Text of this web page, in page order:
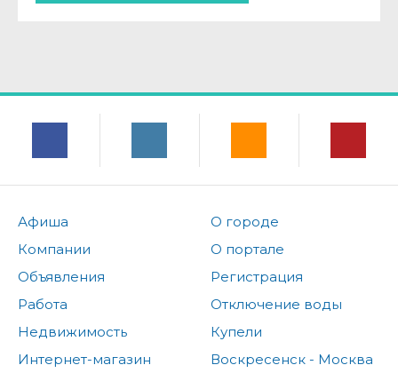
Афиша
Компании
Объявления
Работа
Недвижимость
Интернет-магазин
О городе
О портале
Регистрация
Отключение воды
Купели
Воскресенск - Москва